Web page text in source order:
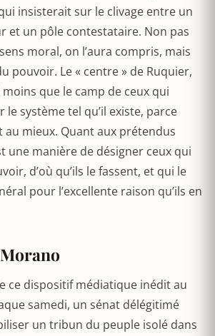
insisterait sur le clivage entre un
et un pôle contestataire. Non pas
moral, on l’aura compris, mais
pouvoir. Le « centre » de Ruquier,
moins que le camp de ceux qui
le système tel qu’il existe, parce
au mieux. Quant aux prétendus
une manière de désigner ceux qui
d’où qu’ils le fassent, et qui le
pour l’excellente raison qu’ils en
ce dispositif médiatique inédit au
samedi, un sénat délégitimé
un tribun du peuple isolé dans